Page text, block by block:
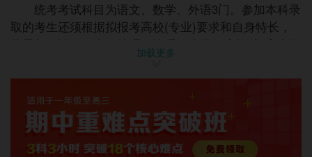
统考考试科目为语文、数学、外语3门。参加本科录
取的考生还须根据拟报考高校(专业)要求和自身特长，
从思想政治、历史、地理、物理、化学、生物6门高中学
业水平等级性考试科目中自主选择3门参加考试，本科录
取考生总成绩由语文、数学、外语3门统考科目成绩和选
考的3门学业水平等级性考试科目成绩(按《北京市教育
委员会关于普通高中等级性学业水平考试成绩计入高考
总成绩方式的通知》要求折算后的成绩)构成。高职(专
科)录取采用“统考+合格性学业水平考试”招生模式，高
加载更多